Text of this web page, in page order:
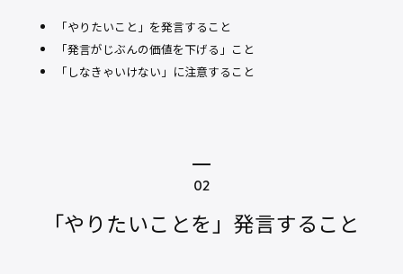
「やりたいこと」を発言すること
「発言がじぶんの価値を下げる」こと
「しなきゃいけない」に注意すること
「やりたいことを」発言すること